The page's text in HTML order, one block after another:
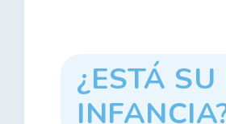
¿ESTÁ